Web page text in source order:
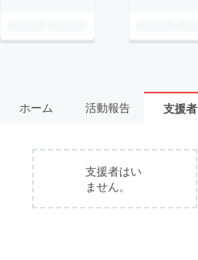
ホーム 活動報告 支援者
支援者はい
ません。